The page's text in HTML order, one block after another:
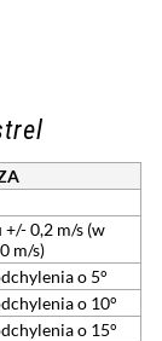
+/- 0,2 m/s (w
m/s)
o 5°
o 10°
o 15°